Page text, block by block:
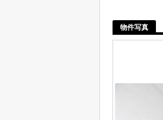
物件写真